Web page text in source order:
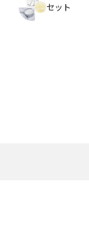
セット